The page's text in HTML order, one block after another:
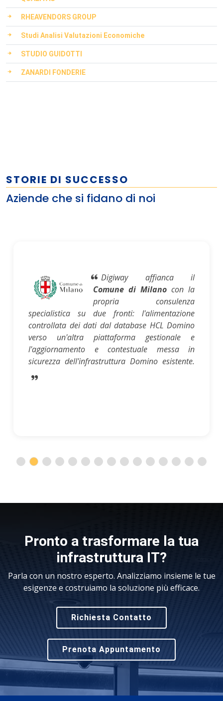
RHEAVENDORS GROUP
Studi Analisi Valutazioni Economiche
STUDIO GUIDOTTI
ZANARDI FONDERIE
STORIE DI SUCCESSO
Aziende che si fidano di noi
Digiway affianca il
Comune di Milano con la
propria consulenza
specialistica su due fronti: l'alimentazione
controllata dei dati dal database HCL Domino
verso un'altra piattaforma gestionale e
l'aggiornamento e contestuale messa in
sicurezza dell'infrastruttura Domino esistente.
Pronto a trasformare la tua
infrastruttura IT?
Parla con un nostro esperto. Analizziamo insieme le tue
esigenze e costruiamo la soluzione più efficace.
Richiesta Contatto
Prenota Appuntamento